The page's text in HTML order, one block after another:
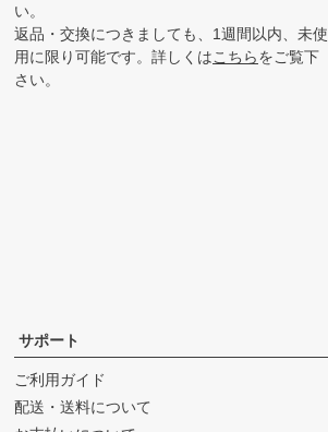
い。
返品・交換につきましても、1週間以内、未使
用に限り可能です。詳しくはこちらをご覧下
さい。
サポート
ご利用ガイド
配送・送料について